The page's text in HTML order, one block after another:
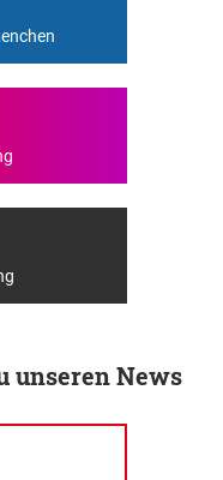
unseren News